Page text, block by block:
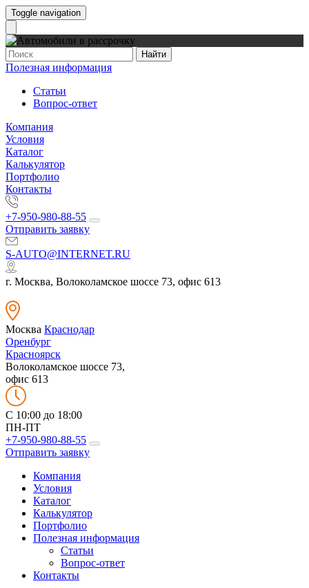
Toggle navigation
Найти
Полезная информация
Статьи
Вопрос-ответ
Компания
Условия
Каталог
Калькулятор
Портфолио
Контакты
+7-950-980-88-55
Отправить заявку
S-AUTO@INTERNET.RU
г. Москва, Волоколамское шоссе 73, офис 613
Москва Краснодар
Оренбург
Красноярск
Волоколамское шоссе 73,
офис 613
C 10:00 до 18:00
ПН-ПТ
+7-950-980-88-55
Отправить заявку
Компания
Условия
Каталог
Калькулятор
Портфолио
Полезная информация
Статьи
Вопрос-ответ
Контакты